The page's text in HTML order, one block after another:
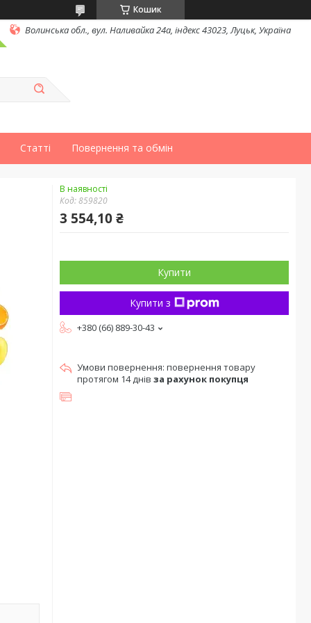
Кошик
Волинська обл., вул. Наливайка 24а, індекс 43023, Луцьк, Україна
Статті Повернення та обмін
В наявності
Код:859820
3 554,10 ₴
Купити
Купити з
+380 (66) 889-30-43
повернення товару
протягом 14 днів за рахунок покупця